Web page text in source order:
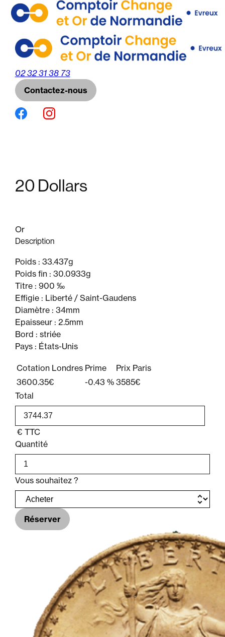
02 32 31 38 73
Contactez-nous
20 Dollars
Or
Description
Poids : 33.437g
Poids fin : 30.0933g
Titre : 900 ‰
Effigie : Liberté / Saint-Gaudens
Diamètre : 34mm
Epaisseur : 2.5mm
Bord : striée
Pays : États-Unis
Cotation Londres Prime
Prix Paris
3600.35€
-0.43 % 3585€
Total
€ TTC
Quantité
Vous souhaitez ?
Réserver
Panneau de gestion des cookies